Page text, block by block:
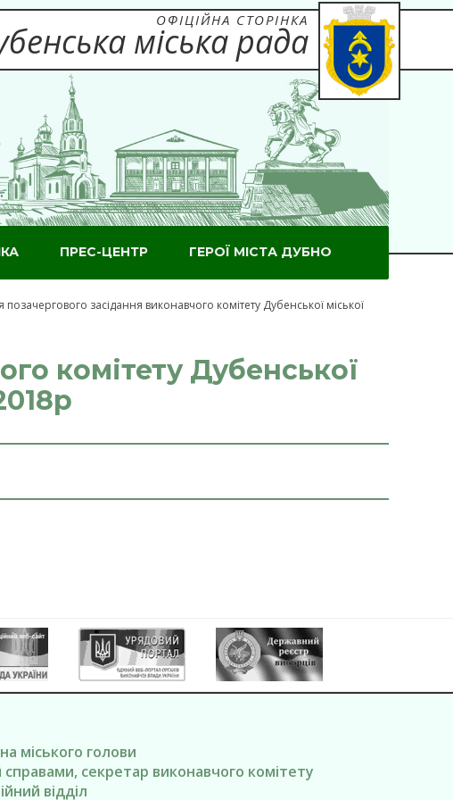
ОФІЦІЙНА СТОРІНКА
міська рада
ПРЕС-ЦЕНТР ГЕРОЇ МІСТА ДУБНО
позачергового засідання виконавчого комітету Дубенської міської
комітету Дубенської
міського голови
секретар виконавчого комітету
відділ